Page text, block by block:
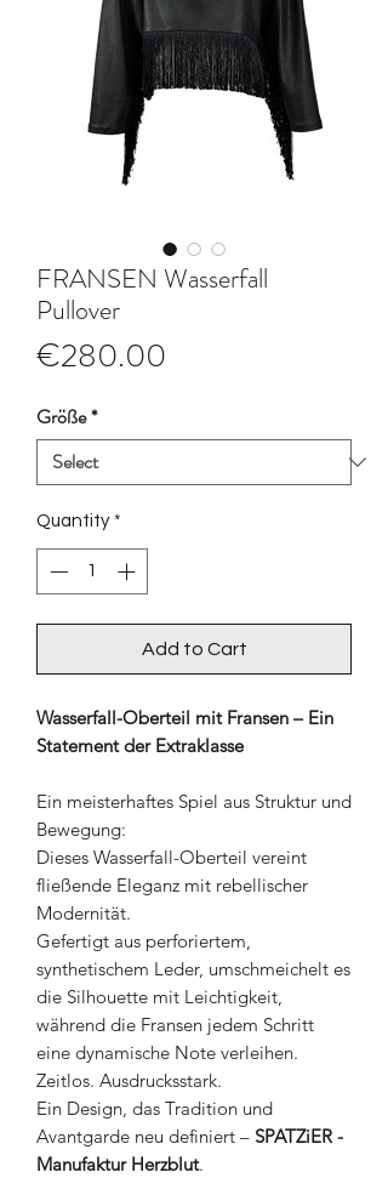
FRANSEN Wasserfall
Pullover
€280.00
Größe*
Quantity *
Add to Cart
Wasserfall-Oberteil mit Fransen – Ein
Statement der Extraklasse
Ein meisterhaftes Spiel aus Struktur und
Bewegung:
Dieses Wasserfall-Oberteil vereint
fließende Eleganz mit rebellischer
Modernität.
Gefertigt aus perforiertem,
synthetischem Leder, umschmeichelt es
die Silhouette mit Leichtigkeit,
während die Fransen jedem Schritt
eine dynamische Note verleihen.
Zeitlos. Ausdrucksstark.
Ein Design, das Tradition und
Avantgarde neu definiert – SPATZiER -
Manufaktur Herzblut.